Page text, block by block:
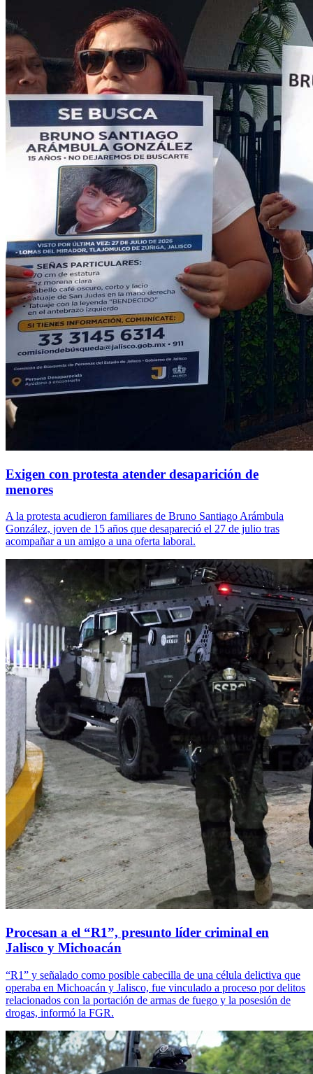
Exigen con protesta atender desaparición de
menores
A la protesta acudieron familiares de Bruno Santiago Arámbula
González, joven de 15 años que desapareció el 27 de julio tras
acompañar a un amigo a una oferta laboral.
Procesan a el “R1”, presunto líder criminal en
Jalisco y Michoacán
“R1” y señalado como posible cabecilla de una célula delictiva que
operaba en Michoacán y Jalisco, fue vinculado a proceso por delitos
relacionados con la portación de armas de fuego y la posesión de
drogas, informó la FGR.